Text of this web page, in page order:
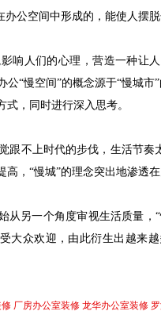
办公空间中形成的，能使人摆
响人们的心理，营造一种让
公“慢空间”的概念源于“慢城
，同时进行深入思考。
跟不上时代的步伐，生活节
，“慢城”的理念突出地渗透在
从另一个角度审视生活质量
大众欢迎，由此衍生出越来
厂房办公室装修 龙华办公室装修